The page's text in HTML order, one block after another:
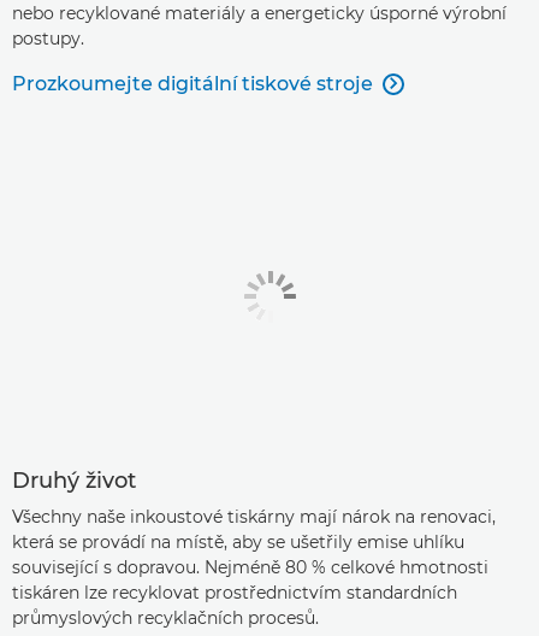
nebo recyklované materiály a energeticky úsporné výrobní
postupy.
Prozkoumejte digitální tiskové stroje 
Druhý život
Všechny naše inkoustové tiskárny mají nárok na renovaci,
která se provádí na místě, aby se ušetřily emise uhlíku
související s dopravou. Nejméně 80 % celkové hmotnosti
tiskáren lze recyklovat prostřednictvím standardních
průmyslových recyklačních procesů.